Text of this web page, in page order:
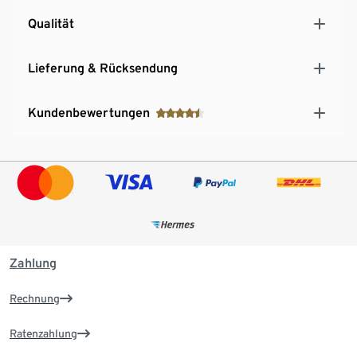
Qualität
Lieferung & Rücksendung
Kundenbewertungen
Zahlung
Rechnung
Ratenzahlung